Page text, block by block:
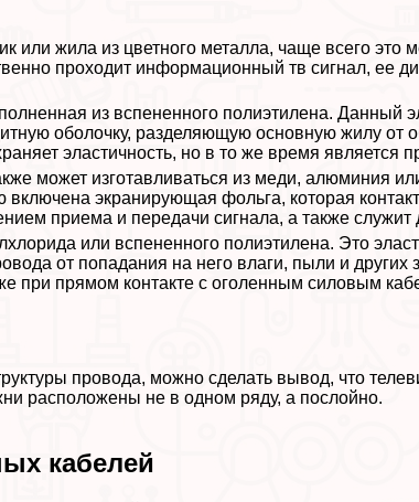
или жила из цветного металла, чаще всего
проходит информационный тв сигнал, ее
из вспененного полиэтилена. Данный
оболочку, разделяющую основную жилу от
эластичность, но в то же время является
может изготавливаться из меди, алюминия
включена экранирующая фольга, которая
приема и передачи сигнала, а также
или вспененного полиэтилена. Это
от попадания на него влаги, пыли и других
при прямом контакте с оголенным силовым
провода, можно сделать вывод, что
расположены не в одном ряду, а послойно.
кабелей